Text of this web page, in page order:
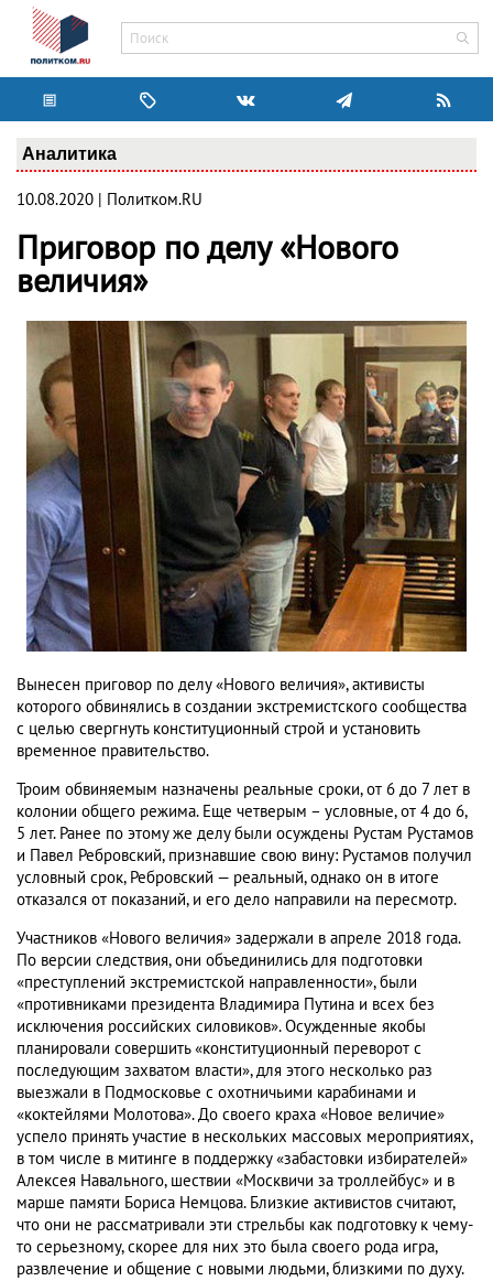
Аналитика
10.08.2020 | Политком.RU
Приговор по делу «Нового
величия»
Вынесен приговор по делу «Нового величия», активисты
которого обвинялись в создании экстремистского сообщества
с целью свергнуть конституционный строй и установить
временное правительство.
Троим обвиняемым назначены реальные сроки, от 6 до 7 лет в
колонии общего режима. Еще четверым – условные, от 4 до 6,
5 лет. Ранее по этому же делу были осуждены Рустам Рустамов
и Павел Ребровский, признавшие свою вину: Рустамов получил
условный срок, Ребровский — реальный, однако он в итоге
отказался от показаний, и его дело направили на пересмотр.
Участников «Нового величия» задержали в апреле 2018 года.
По версии следствия, они объединились для подготовки
«преступлений экстремистской направленности», были
«противниками президента Владимира Путина и всех без
исключения российских силовиков». Осужденные якобы
планировали совершить «конституционный переворот с
последующим захватом власти», для этого несколько раз
выезжали в Подмосковье с охотничьими карабинами и
«коктейлями Молотова». До своего краха «Новое величие»
успело принять участие в нескольких массовых мероприятиях,
в том числе в митинге в поддержку «забастовки избирателей»
Алексея Навального, шествии «Москвичи за троллейбус» и в
марше памяти Бориса Немцова. Близкие активистов считают,
что они не рассматривали эти стрельбы как подготовку к чему-
то серьезному, скорее для них это была своего рода игра,
развлечение и общение с новыми людьми, близкими по духу.